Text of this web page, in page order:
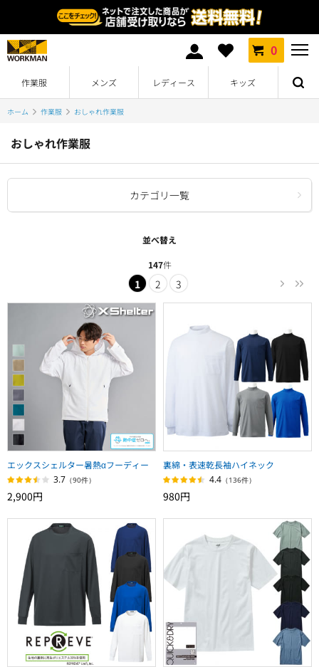
0
作業服 メンズ レディース キッズ
ホーム 作業服 おしゃれ作業服
おしゃれ作業服
カテゴリ一覧
並べ替え
147件
1 2 3
エックスシェルター暑熱αフーディー
3.7 （90件）
2,900円
裏綿・表速乾長袖ハイネック
4.4 （136件）
980円